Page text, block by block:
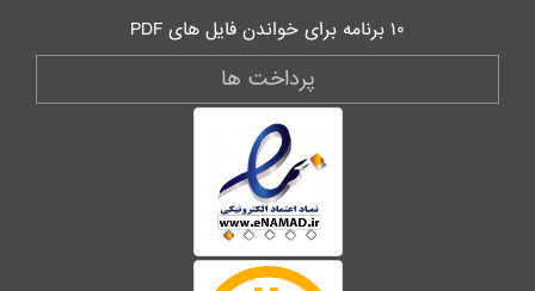
۱۰ برنامه برای خواندن فایل های PDF
پرداخت ها